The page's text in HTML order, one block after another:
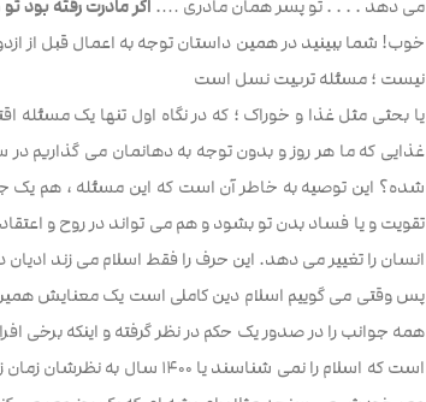
می دهد . . . . تو پسر همان مادری …. اگر مادرت رفته بود
خوب! شما ببینید در همین داستان توجه به اعمال قبل از
نیست ؛ مسئله تربیت نسل است
یا بحثی مثل غذا و خوراک ؛ که در نگاه اول تنها یک مسئله
غذایی که ما هر روز و بدون توجه به دهانمان می گذاریم در
شده؟ این توصیه به خاطر آن است که این مسئله ، هم یک
تقویت و یا فساد بدن تو بشود و هم می تواند در روح و
انسان را تغییر می دهد. این حرف را فقط اسلام می زند ادیان
پس وقتی می گوییم اسلام دین کاملی است یک معنایش همین
است که اسلام را نمی